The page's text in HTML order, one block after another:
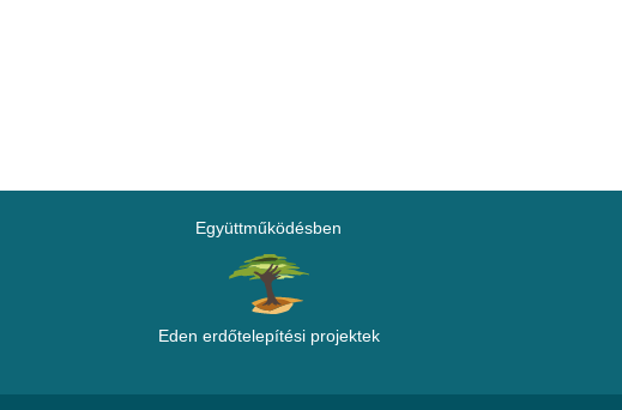
Együttműködésben
Eden erdőtelepítési projektek